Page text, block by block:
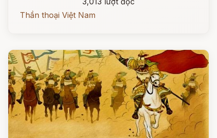
Thần thoại Việt Nam